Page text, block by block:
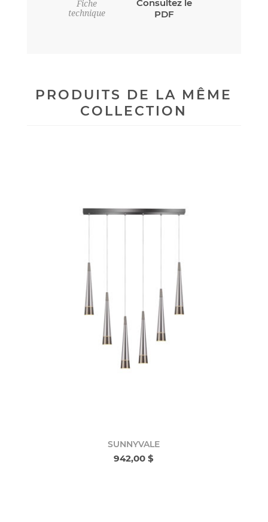
Fiche
technique
Consultez le
PDF
PRODUITS DE LA MÊME
COLLECTION
SUNNYVALE
942,00 $